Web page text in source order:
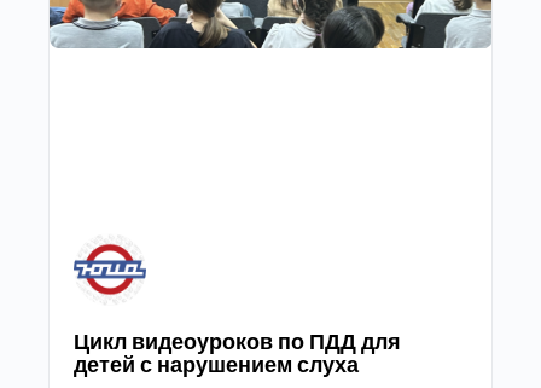
Цикл видеоуроков по ПДД для
детей с нарушением слуха